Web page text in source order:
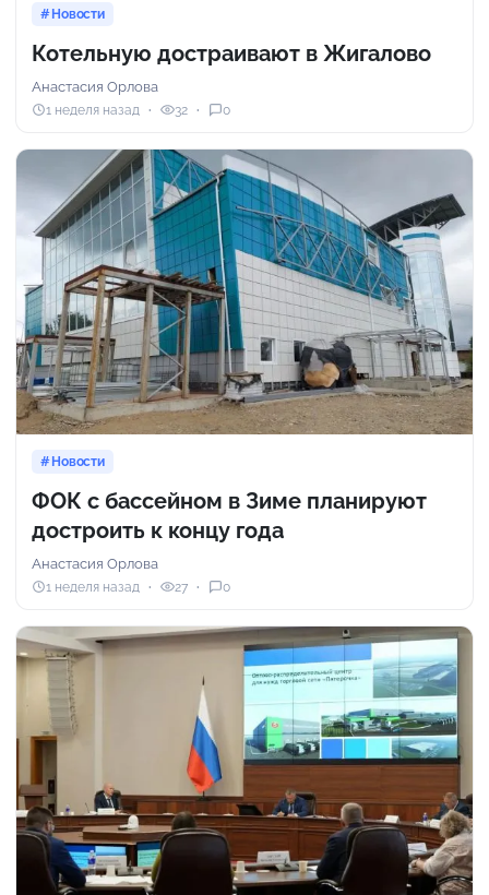
Новости
Котельную достраивают в Жигалово
Анастасия Орлова
1 неделя назад 32 0
Новости
ФОК с бассейном в Зиме планируют
достроить к концу года
Анастасия Орлова
1 неделя назад 27 0